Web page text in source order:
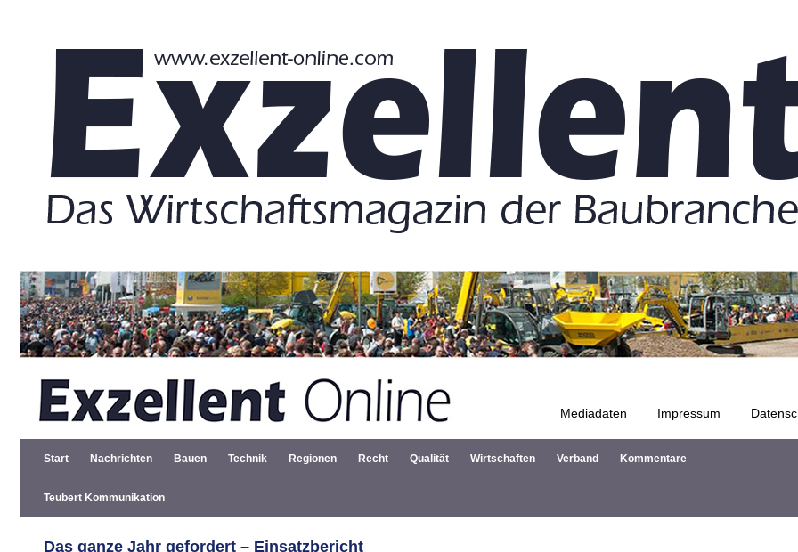
Mediadaten Impressum
Zum Inhalt springen
Start Nachrichten Bauen Technik Regionen Recht Qualität Wirtschaften Verband Kommentare
Teubert Kommunikation
Das ganze Jahr gefordert – Einsatzbericht